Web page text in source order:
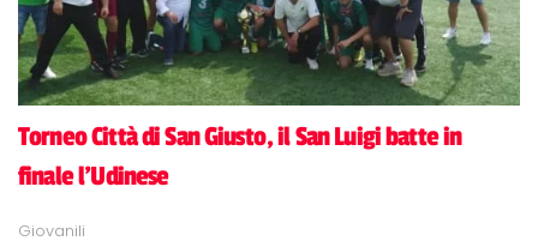
Torneo Città di San Giusto, il San Luigi batte in
finale l'Udinese
Giovanili